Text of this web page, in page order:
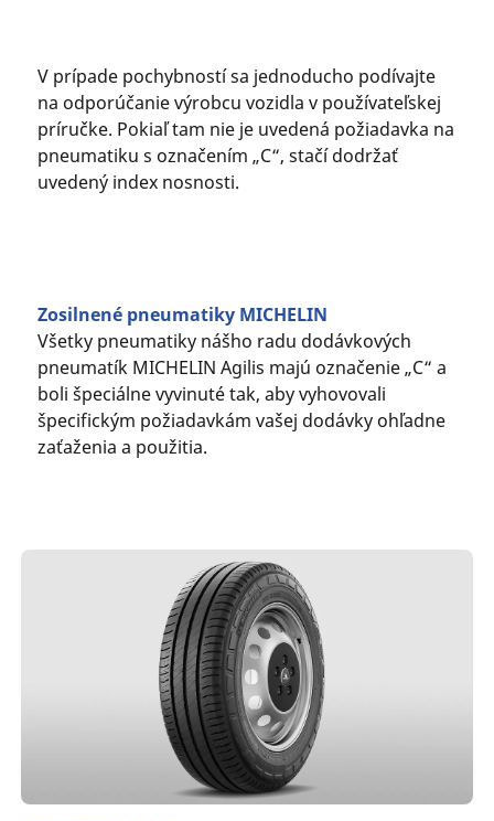
V prípade pochybností sa jednoducho podívajte
na odporúčanie výrobcu vozidla v používateľskej
príručke. Pokiaľ tam nie je uvedená požiadavka na
pneumatiku s označením „C“, stačí dodržať
uvedený index nosnosti.
Zosilnené pneumatiky MICHELIN
Všetky pneumatiky nášho radu dodávkových
pneumatík MICHELIN Agilis majú označenie „C“ a
boli špeciálne vyvinuté tak, aby vyhovovali
špecifickým požiadavkám vašej dodávky ohľadne
zaťaženia a použitia.